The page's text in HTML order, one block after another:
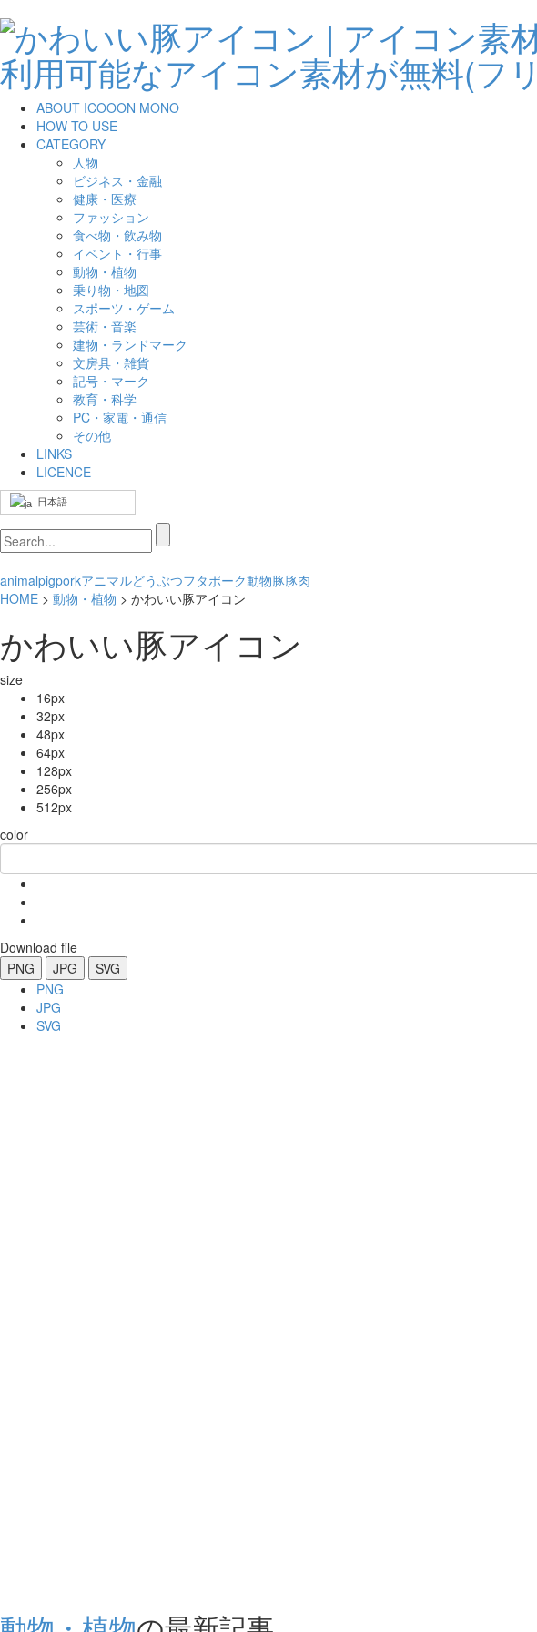
ABOUT ICOOON MONO
HOW TO USE
CATEGORY
人物
ビジネス・金融
健康・医療
ファッション
食べ物・飲み物
イベント・行事
動物・植物
乗り物・地図
スポーツ・ゲーム
芸術・音楽
建物・ランドマーク
文房具・雑貨
記号・マーク
教育・科学
PC・家電・通信
その他
LINKS
LICENCE
日本語
animalpigporkアニマルどうぶつフタポーク動物豚豚肉
HOME > 動物・植物 > かわいい豚アイコン
かわいい豚アイコン
size
16px
32px
48px
64px
128px
256px
512px
color
Download file
PNG
JPG
SVG
PNG
JPG
SVG